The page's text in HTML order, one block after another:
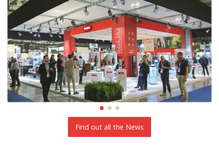
Find out all the News